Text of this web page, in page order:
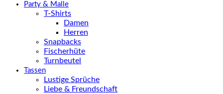
Party & Malle
T-Shirts
Damen
Herren
Snapbacks
Fischerhüte
Turnbeutel
Tassen
Lustige Sprüche
Liebe & Freundschaft